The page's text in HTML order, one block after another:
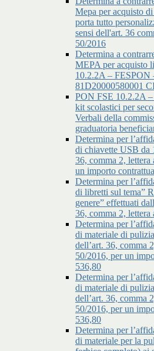
Mepa per acquisto
porta tutto
sensi dell'art. 36
50/2016
Determina a
MEPA per acquisto
10.2.2A –
81D20000580001
PON FSE 10.2.2A
kit scolastici per
Verbali della
graduatoria
Determina per
di chiavette USB da
36, comma 2,
un importo
Determina per
di libretti sul tema”
genere” effettuati
36, comma 2,
Determina per
di materiale di
dell’art. 36, comma
50/2016, per un
536,80
Determina per
di materiale di
dell’art. 36, comma
50/2016, per un
536,80
Determina per
di materiale per la